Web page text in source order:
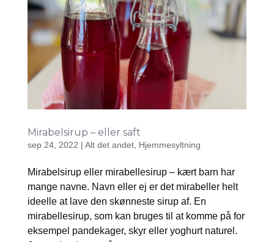
Mirabelsirup – eller saft
sep 24, 2022 | Alt det andet, Hjemmesyltning
Mirabelsirup eller mirabellesirup – kært barn har
mange navne. Navn eller ej er det mirabeller helt
ideelle at lave den skønneste sirup af. En
mirabellesirup, som kan bruges til at komme på for
eksempel pandekager, skyr eller yoghurt naturel.